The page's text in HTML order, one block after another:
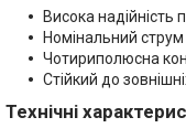
Висока надійність
Номінальний струм
Чотириполюсна
Стійкий до
Технічні